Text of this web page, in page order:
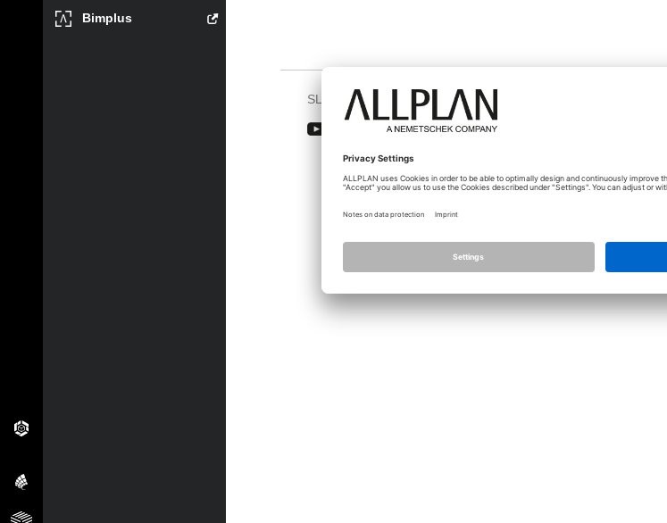
Bimplus
SLEDUJTE NÁS NA ADMIN
Licence
Nastavení ochrany osobních údajů